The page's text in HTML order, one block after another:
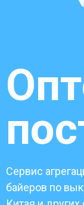
Сервис
байеров по